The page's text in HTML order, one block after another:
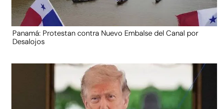
Panamá: Protestan contra Nuevo Embalse del Canal por
Desalojos